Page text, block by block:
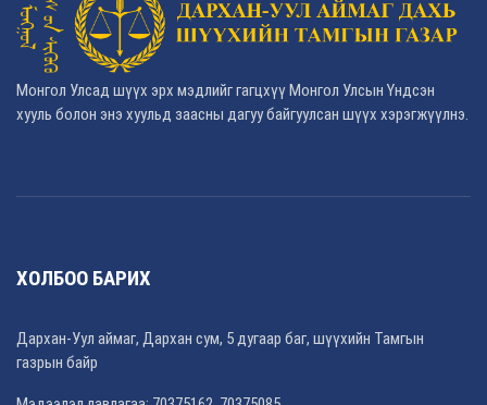
Монгол Улсад шүүх эрх мэдлийг гагцхүү Монгол Улсын Үндсэн
хууль болон энэ хуульд заасны дагуу байгуулсан шүүх хэрэгжүүлнэ.
ХОЛБОО БАРИХ
Дархан-Уул аймаг, Дархан сум, 5 дугаар баг, шүүхийн Тамгын
газрын байр